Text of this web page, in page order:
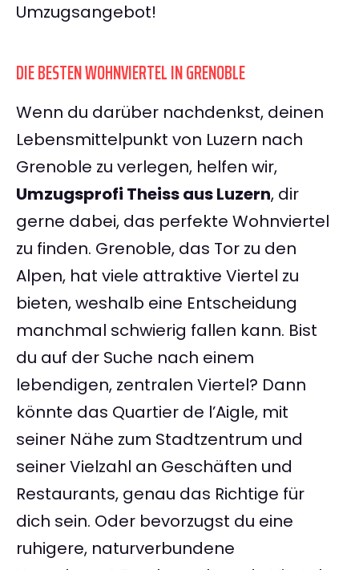
Umzugsangebot!
DIE BESTEN WOHNVIERTEL IN GRENOBLE
Wenn du darüber nachdenkst, deinen
Lebensmittelpunkt von Luzern nach
Grenoble zu verlegen, helfen wir,
Umzugsprofi Theiss aus Luzern, dir
gerne dabei, das perfekte Wohnviertel
zu finden. Grenoble, das Tor zu den
Alpen, hat viele attraktive Viertel zu
bieten, weshalb eine Entscheidung
manchmal schwierig fallen kann. Bist
du auf der Suche nach einem
lebendigen, zentralen Viertel? Dann
könnte das Quartier de l’Aigle, mit
seiner Nähe zum Stadtzentrum und
seiner Vielzahl an Geschäften und
Restaurants, genau das Richtige für
dich sein. Oder bevorzugst du eine
ruhigere, naturverbundene